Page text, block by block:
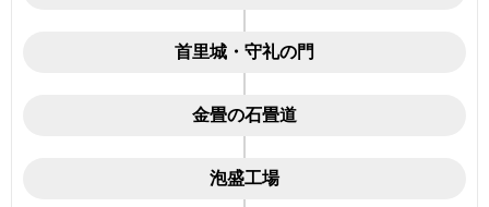
首里城・守礼の門
金畳の石畳道
泡盛工場